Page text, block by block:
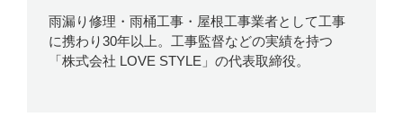
雨漏り修理・雨桶工事・屋根工事業者として工事
に携わり30年以上。工事監督などの実績を持つ
「株式会社 LOVE STYLE」の代表取締役。